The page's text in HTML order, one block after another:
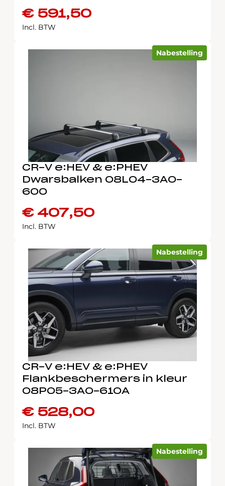
€591,50
Incl. BTW
Nabestelling
CR-V e:HEV & e:PHEV
Dwarsbalken 08L04-3A0-
600
€407,50
Incl. BTW
Nabestelling
CR-V e:HEV & e:PHEV
Flankbeschermers in kleur
08P05-3A0-610A
€528,00
Incl. BTW
Nabestelling